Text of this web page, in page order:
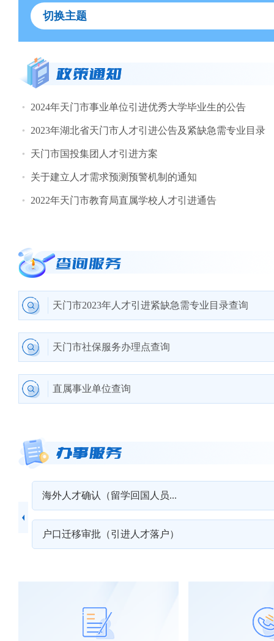
切换主题
2024年天门市事业单位引进优秀大学毕业生的公告
2023年湖北省天门市人才引进公告及紧缺急需专业目录
天门市国投集团人才引进方案
关于建立人才需求预测预警机制的通知
2022年天门市教育局直属学校人才引进通告
天门市2023年人才引进紧缺急需专业目录查询
天门市社保服务办理点查询
直属事业单位查询
海外人才确认（留学回国人员...
户口迁移审批（引进人才落户）